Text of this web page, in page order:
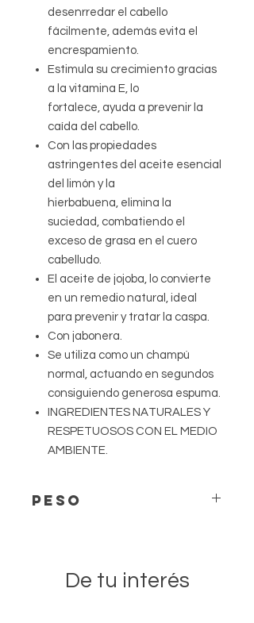
desenrredar el cabello
fácilmente, además evita el
encrespamiento.
Estimula su crecimiento gracias
a la vitamina E,
lo
fortalece, ayuda a prevenir la
caída del cabello.
Con las propiedades
astringentes del aceite esencial
del limón y la
hierbabuena, elimina la
suciedad, combatiendo el
exceso de grasa en el cuero
cabelludo.
El aceite de jojoba, lo convierte
en un remedio natural, ideal
para prevenir y tratar la caspa.
Con jabonera.
Se utiliza como un champú
normal, actuando en segundos
consiguiendo generosa espuma.
INGREDIENTES NATURALES Y
RESPETUOSOS CON EL MEDIO
AMBIENTE.
PESO
De tu interés